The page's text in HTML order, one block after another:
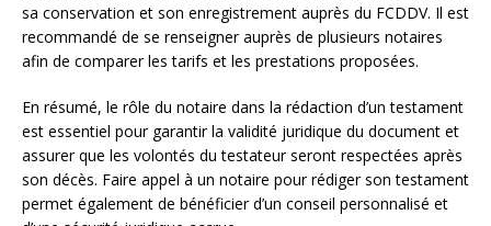
sa conservation et son enregistrement auprès du FCDDV. Il est
recommandé de se renseigner auprès de plusieurs notaires
afin de comparer les tarifs et les prestations proposées.
En résumé, le rôle du notaire dans la rédaction d’un testament
est essentiel pour garantir la validité juridique du document et
assurer que les volontés du testateur seront respectées après
son décès. Faire appel à un notaire pour rédiger son testament
permet également de bénéficier d’un conseil personnalisé et